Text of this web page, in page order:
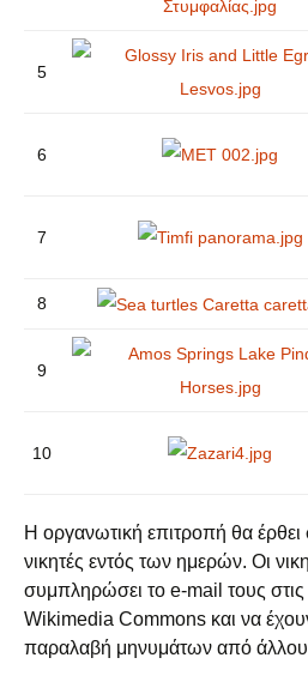
5
6
7
8
9
10
Η οργανωτική επιτροπή θα
νικητές εντός των ημερών. Οι
συμπληρώσει το e-mail τους στις
Wikimedia Commons και να
παραλαβή μηνυμάτων από